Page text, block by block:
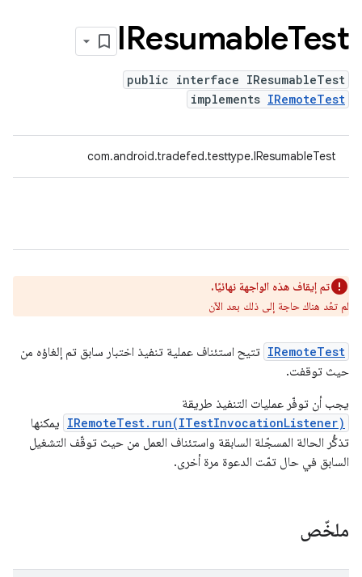
IResumableTest
public interface IResumableTest
implements IRemoteTest
com.android.tradefed.testtype.IResumableTest
تم إيقاف هذه الواجهة نهائيًا.
لم تعُد هناك حاجة إلى ذلك بعد الآن
IRemoteTest تتيح استئناف عملية تنفيذ اختبار سابق تم إلغاؤه من
حيث توقفت.
يجب أن توفّر عمليات التنفيذ طريقة
IRemoteTest.run(ITestInvocationListener) يمكنها
تذكُّر الحالة المسجّلة السابقة واستئناف العمل من حيث توقّف التشغيل
السابق في حال تمّت الدعوة مرة أخرى.
ملخّص